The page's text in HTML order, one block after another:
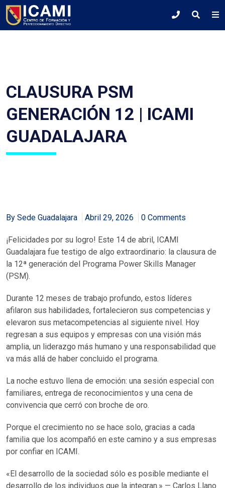
CLAUSURA PSM
GENERACIÓN 12 | ICAMI
GUADALAJARA
By Sede Guadalajara Abril 29, 2026 0 Comments
¡Felicidades por su logro! Este 14 de abril, ICAMI
Guadalajara fue testigo de algo extraordinario: la clausura de
la 12ª generación del Programa Power Skills Manager
(PSM).
Durante 12 meses de trabajo profundo, estos líderes
afilaron sus habilidades, fortalecieron sus competencias y
elevaron sus metacompetencias al siguiente nivel. Hoy
regresan a sus equipos y empresas con una visión más
amplia, un liderazgo más humano y una responsabilidad que
va más allá de haber concluido el programa.
La noche estuvo llena de emoción: una sesión especial con
familiares, entrega de reconocimientos y una cena de
convivencia que cerró con broche de oro.
Porque el crecimiento no se hace solo, gracias a cada
familia que los acompañó en este camino y a sus empresas
por confiar en ICAMI.
«El desarrollo de la sociedad sólo es posible mediante el
desarrollo de los individuos que la integran.» — Carlos Llano